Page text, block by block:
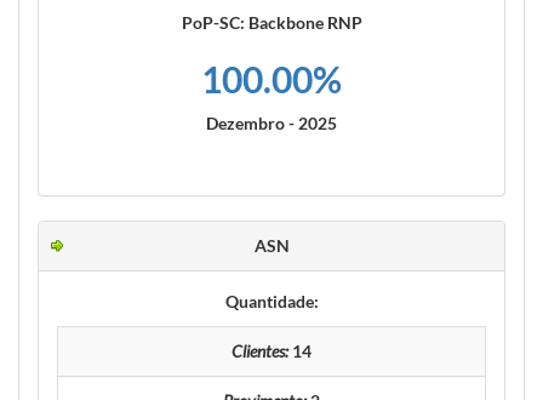
PoP-SC: Backbone RNP
100.00%
Dezembro - 2025
ASN
Quantidade:
Clientes: 14